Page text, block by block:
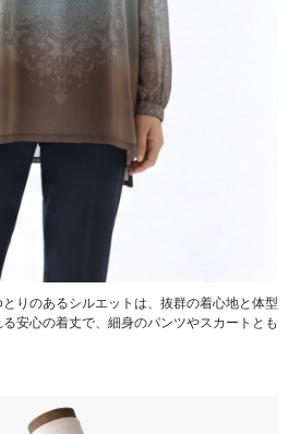
りのあるシルエットは、抜群の着心地と体型
安心の着丈で、細身のパンツやスカートとも